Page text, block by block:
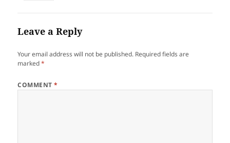
Leave a Reply
Your email address will not be published. Required fields are
marked*
COMMENT*